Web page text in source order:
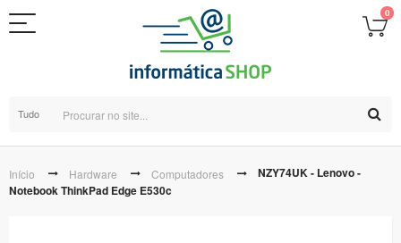
0
Tudo
Início Hardware Computadores
NZY74UK - Lenovo -
Notebook ThinkPad Edge E530c